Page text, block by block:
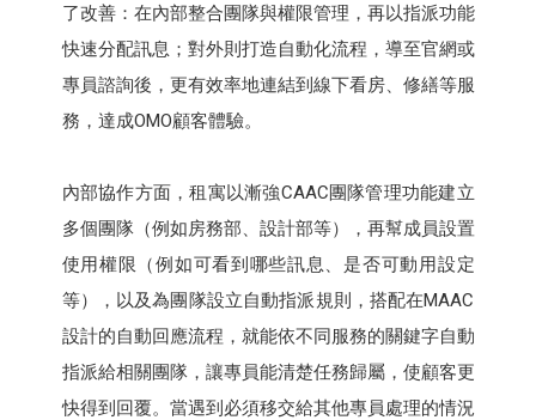
了改善：在內部整合團隊與權限管理，再以指派功能
快速分配訊息；對外則打造自動化流程，導至官網或
專員諮詢後，更有效率地連結到線下看房、修繕等服
務，達成OMO顧客體驗。
內部協作方面，租寓以漸強CAAC團隊管理功能建立
多個團隊（例如房務部、設計部等），再幫成員設置
使用權限（例如可看到哪些訊息、是否可動用設定
等），以及為團隊設立自動指派規則，搭配在MAAC
設計的自動回應流程，就能依不同服務的關鍵字自動
指派給相關團隊，讓專員能清楚任務歸屬，使顧客更
快得到回覆。當遇到必須移交給其他專員處理的情況